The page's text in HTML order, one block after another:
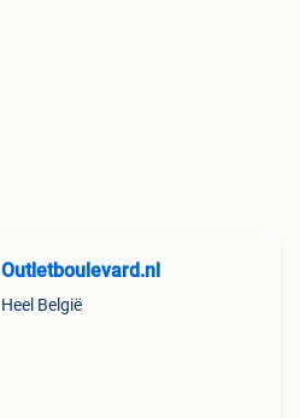
Outletboulevard.nl
Heel België